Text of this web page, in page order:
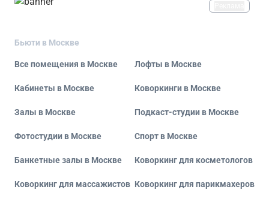
Бьюти в Москве
Все помещения в Москве Лофты в Москве
Кабинеты в Москве Коворкинги в Москве
Залы в Москве Подкаст-студии в Москве
Фотостудии в Москве Спорт в Москве
Банкетные залы в Москве Коворкинг для косметологов
Коворкинг для массажистов Коворкинг для парикмахеров